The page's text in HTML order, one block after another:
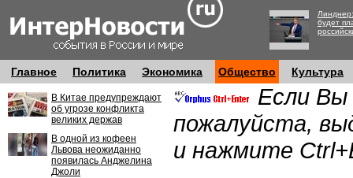
будет
Главное Политика Экономика Общество Культура
В Китае предупреждают
об угрозе конфликта
великих держав
В одной из кофеен
Львова неожиданно
появилась Анджелина
Джоли
Если Вы
пожалуйста,
и нажмите